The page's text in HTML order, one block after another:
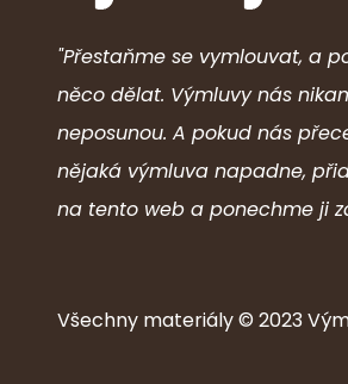
"Přestaňme se vymlouvat, a
něco dělat. Výmluvy nás
neposunou. A pokud nás
nějaká výmluva napadne,
na tento web a ponechme ji
Všechny materiály © 2023